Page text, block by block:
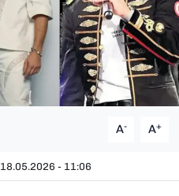
A- A+
18.05.2026 - 11:06